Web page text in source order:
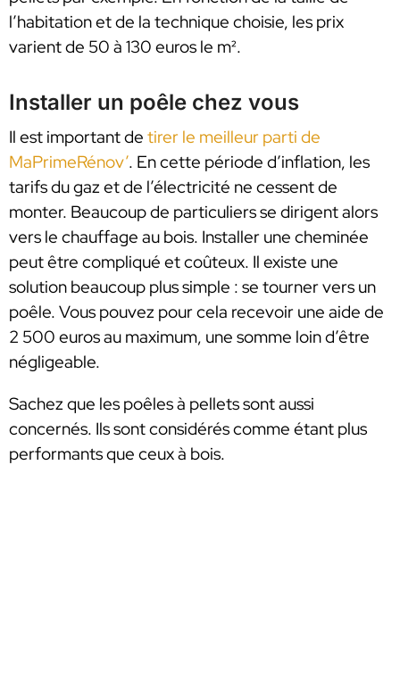
l’habitation et de la technique choisie, les prix
varient de 50 à 130 euros le m².
Installer un poêle chez vous
Il est important de tirer le meilleur parti de
MaPrimeRénov’. En cette période d’inflation, les
tarifs du gaz et de l’électricité ne cessent de
monter. Beaucoup de particuliers se dirigent alors
vers le chauffage au bois. Installer une cheminée
peut être compliqué et coûteux. Il existe une
solution beaucoup plus simple : se tourner vers un
poêle. Vous pouvez pour cela recevoir une aide de
2 500 euros au maximum, une somme loin d’être
négligeable.
Sachez que les poêles à pellets sont aussi
concernés. Ils sont considérés comme étant plus
performants que ceux à bois.